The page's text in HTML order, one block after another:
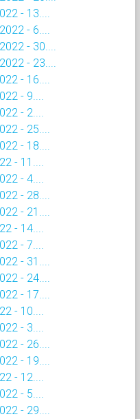
- 13....
- 6....
- 30....
- 23....
- 16....
- 9....
- 2....
- 25....
- 18....
- 11....
- 4....
- 28....
- 21....
- 14....
- 7....
- 31....
- 24....
- 17....
- 10....
- 3....
- 26....
- 19....
- 12....
- 5....
- 29....